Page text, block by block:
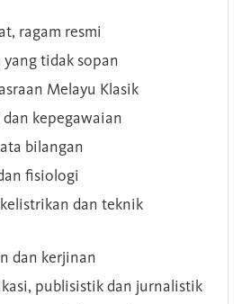
ragam resmi
yang tidak sopan
Melayu Klasik
kepegawaian
bilangan
fisiologi
dan teknik
dan kerjinan
publisistik dan jurnalistik